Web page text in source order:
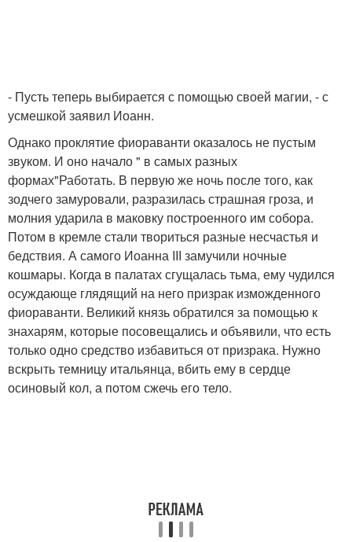
- Пусть теперь выбирается с помощью своей магии, - с
усмешкой заявил Иоанн.
Однако проклятие фиораванти оказалось не пустым
звуком. И оно начало " в самых разных
формах"Работать. В первую же ночь после того, как
зодчего замуровали, разразилась страшная гроза, и
молния ударила в маковку построенного им собора.
Потом в кремле стали твориться разные несчастья и
бедствия. А самого Иоанна III замучили ночные
кошмары. Когда в палатах сгущалась тьма, ему чудился
осуждающе глядящий на него призрак изможденного
фиораванти. Великий князь обратился за помощью к
знахарям, которые посовещались и объявили, что есть
только одно средство избавиться от призрака. Нужно
вскрыть темницу итальянца, вбить ему в сердце
осиновый кол, а потом сжечь его тело.